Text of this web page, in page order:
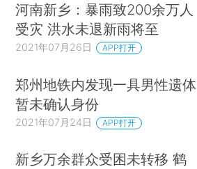
河南新乡：暴雨致200余万人
受灾 洪水未退新雨将至
2021年07月26日 APP打开
郑州地铁内发现一具男性遗体
暂未确认身份
2021年07月24日 APP打开
新乡万余群众受困未转移 鹤